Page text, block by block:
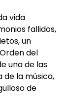
vida
fallidos,
un
del
una de las
la música,
de